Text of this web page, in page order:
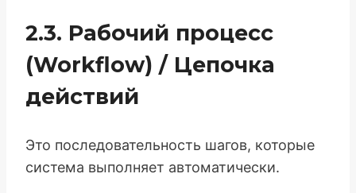
2.3. Рабочий процесс
(Workflow) / Цепочка
действий
Это последовательность шагов, которые
система выполняет автоматически.